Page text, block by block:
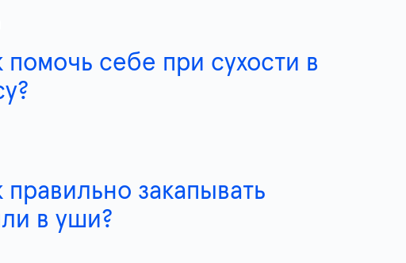
помочь себе при сухости в
правильно закапывать
в уши?